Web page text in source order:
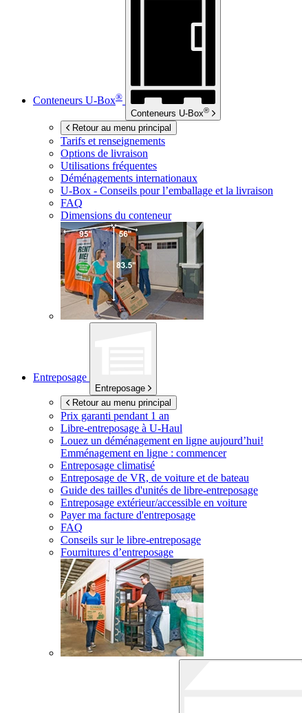
Conteneurs U-Box®
Conteneurs U-Box®
Retour au menu principal
Tarifs et renseignements
Options de livraison
Utilisations fréquentes
Déménagements internationaux
U-Box - Conseils pour l’emballage et la livraison
FAQ
Dimensions du conteneur
Entreposage
Entreposage
Retour au menu principal
Prix garanti pendant 1 an
Libre-entreposage à U-Haul
Louez un déménagement en ligne aujourd’hui!
Emménagement en ligne : commencer
Entreposage climatisé
Entreposage de VR, de voiture et de bateau
Guide des tailles d'unités de libre-entreposage
Entreposage extérieur/accessible en voiture
Payer ma facture d'entreposage
FAQ
Conseils sur le libre-entreposage
Fournitures d’entreposage